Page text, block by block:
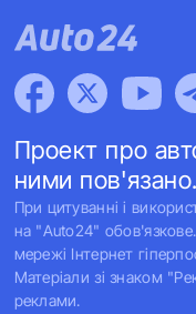
Проект про
ними пов'язано.
При цитуванні і
на "Auto24"
мережі Інтернет
Матеріали зі знаком
реклами.